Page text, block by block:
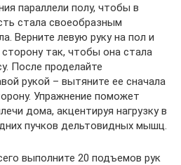
параллели полу, чтобы в
стала своеобразным
Верните левую руку на пол и
так, чтобы она стала
После проделайте
рукой – вытяните ее сначала
Упражнение поможет
дома, акцентируя нагрузку в
пучков дельтовидных мышц.
выполните 20 подъемов рук